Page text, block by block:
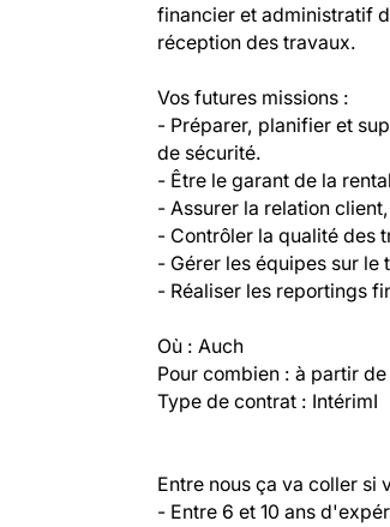
financier et administratif
réception des travaux.
Vos futures missions :
- Préparer, planifier et
de sécurité.
- Être le garant de la
- Assurer la relation
- Contrôler la qualité des
- Gérer les équipes sur
- Réaliser les reportings
Où : Auch
Pour combien : à partir
Type de contrat : IntérimI
Entre nous ça va coller si
- Entre 6 et 10 ans